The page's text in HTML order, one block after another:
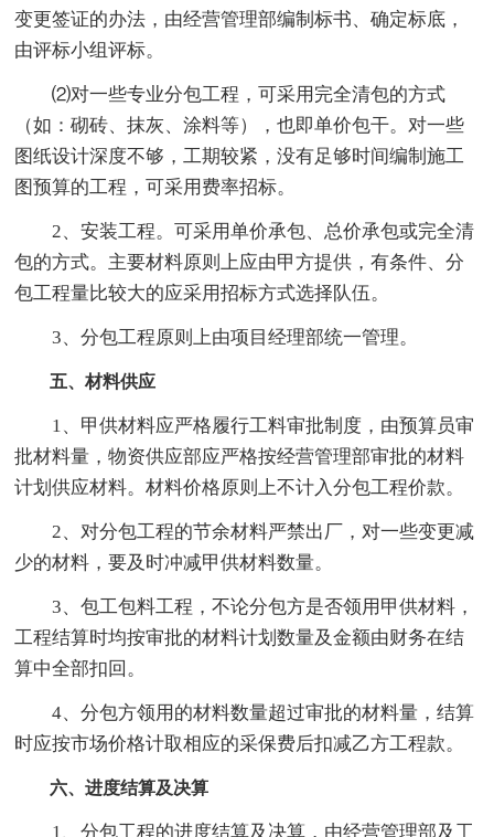
变更签证的办法，由经营管理部编制标书、确定标底，
由评标小组评标。
⑵对一些专业分包工程，可采用完全清包的方式
（如：砌砖、抹灰、涂料等），也即单价包干。对一些
图纸设计深度不够，工期较紧，没有足够时间编制施工
图预算的工程，可采用费率招标。
2、安装工程。可采用单价承包、总价承包或完全清
包的方式。主要材料原则上应由甲方提供，有条件、分
包工程量比较大的应采用招标方式选择队伍。
3、分包工程原则上由项目经理部统一管理。
五、材料供应
1、甲供材料应严格履行工料审批制度，由预算员审
批材料量，物资供应部应严格按经营管理部审批的材料
计划供应材料。材料价格原则上不计入分包工程价款。
2、对分包工程的节余材料严禁出厂，对一些变更减
少的材料，要及时冲减甲供材料数量。
3、包工包料工程，不论分包方是否领用甲供材料，
工程结算时均按审批的材料计划数量及金额由财务在结
算中全部扣回。
4、分包方领用的材料数量超过审批的材料量，结算
时应按市场价格计取相应的采保费后扣减乙方工程款。
六、进度结算及决算
1、分包工程的进度结算及决算，由经营管理部及工